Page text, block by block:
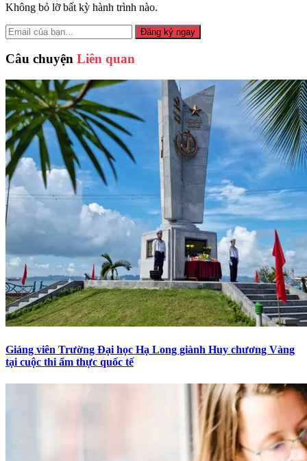
Không bỏ lỡ bất kỳ hành trình nào.
Đăng ký ngay
Câu chuyện Liên quan
Giảng viên Trường Đại học Hạ Long giành Huy chương Vàng
tại cuộc thi ẩm thực quốc tế